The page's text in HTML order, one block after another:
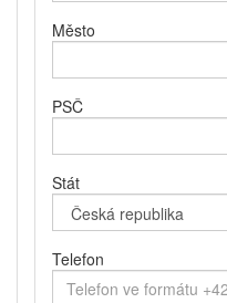
Město
PSČ
Stát
Telefon